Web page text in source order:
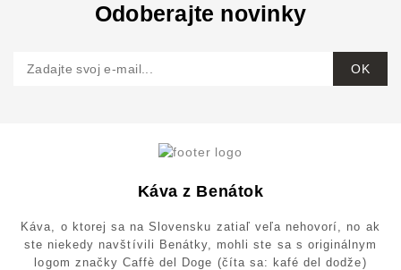
Odoberajte novinky
Káva z Benátok
Káva, o ktorej sa na Slovensku zatiaľ veľa nehovorí, no ak
ste niekedy navštívili Benátky, mohli ste sa s originálnym
logom značky Caffè del Doge (číta sa: kafé del dodže)